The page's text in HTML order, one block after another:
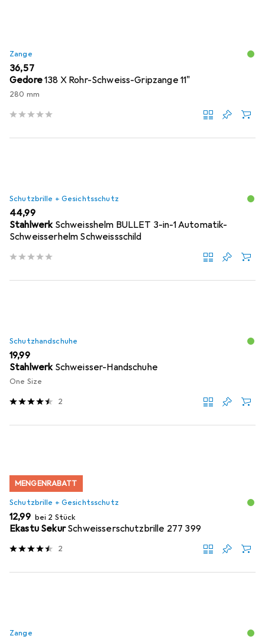
Zange
EUR
36,57
Gedore138 X Rohr-Schweiss-Gripzange 11"
280 mm
Schutzbrille + Gesichtsschutz
EUR
44,99
Stahlwerk Schweisshelm BULLET 3-in-1 Automatik-
Schweisserhelm Schweissschild
Schutzhandschuhe
EUR
19,99
Stahlwerk Schweisser-Handschuhe
One Size
2
MENGENRABATT
Schutzbrille + Gesichtsschutz
EUR
12,99 bei 2 Stück
Ekastu Sekur Schweisserschutzbrille 277 399
2
Zange